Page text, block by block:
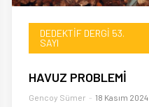
DEDEKTIF DERGI 53.
SAYI
HAVUZ PROBLEMİ
Gencoy Sümer - 18 Kasım 2024